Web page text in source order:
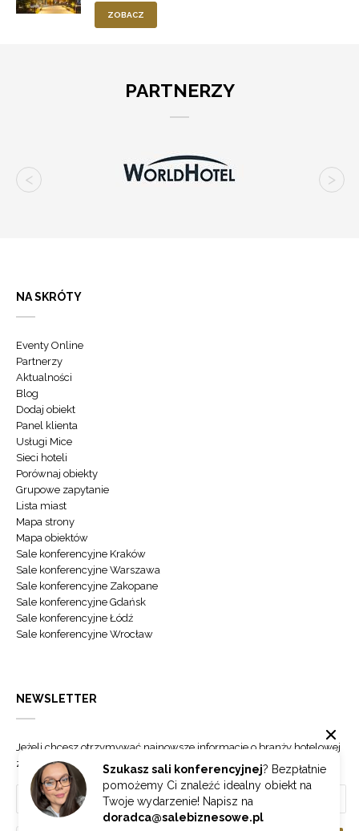
ZOBACZ
PARTNERZY
Szukasz sali konferencyjnej? Bezpłatnie
pomożemy Ci znaleźć idealny obiekt na
Twoje wydarzenie! Napisz na
doradca@salebiznesowe.pl
NA SKRÓTY
Eventy Online
Partnerzy
Aktualności
Blog
Dodaj obiekt
Panel klienta
Usługi Mice
Sieci hoteli
Porównaj obiekty
Grupowe zapytanie
Lista miast
Mapa strony
Mapa obiektów
Sale konferencyjne Kraków
Sale konferencyjne Warszawa
Sale konferencyjne Zakopane
Sale konferencyjne Gdańsk
Sale konferencyjne Łódź
Sale konferencyjne Wrocław
NEWSLETTER
Jeżeli chcesz otrzymywać najnowsze informacje o branży hotelowej
zapisz się do naszego newslettera.